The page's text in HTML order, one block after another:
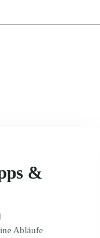
&
Abläufe